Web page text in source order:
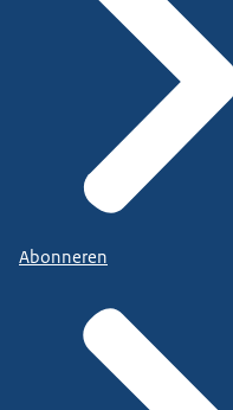
Abonneren